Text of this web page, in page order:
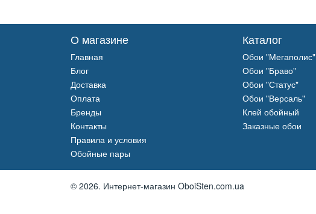
О магазине
Главная
Блог
Доставка
Оплата
Бренды
Контакты
Правила и условия
Обойные пары
Каталог
Обои "Мегаполис"
Обои "Браво"
Обои "Статус"
Обои "Версаль"
Клей обойный
Заказные обои
© 2026. Интернет-магазин OboiSten.com.ua